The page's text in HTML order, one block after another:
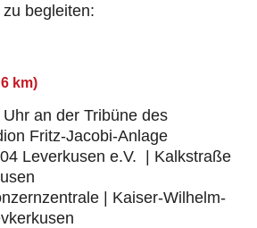
begleiten:
km)
Uhr an der Tribüne des
Fritz-Jacobi-Anlage
Leverkusen e.V. | Kalkstraße
| Kaiser-Wilhelm-